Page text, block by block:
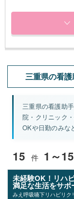
三重県の看
三重県の看護助
院・クリニック
OKや日勤のみな
15 件 1～15
未経験OK！リハ
満足な生活をサ
みえ呼吸嚥下リハビリク